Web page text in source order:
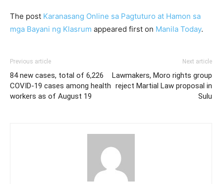
The post Karanasang Online sa Pagtuturo at Hamon sa
mga Bayani ng Klasrum appeared first on Manila Today.
Previous article
84 new cases, total of 6,226
COVID-19 cases among health
workers as of August 19
Next article
Lawmakers, Moro rights group
reject Martial Law proposal in
Sulu